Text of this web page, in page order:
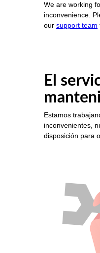
We are working
inconvenience.
our support team
El
Estamos
inconvenientes,
disposición para